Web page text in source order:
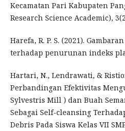
Kecamatan Pari Kabupaten
Research Science Academic),
Harefa, R. P. S. (2021).
terhadap penurunan indeks
Hartari, N., Lendrawati, &
Perbandingan Efektivitas
Sylvestris Mill ) dan Buah
Sebagai Self-cleansing
Debris Pada Siswa Kelas VII